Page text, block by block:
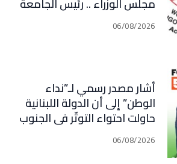
اللبنانية الثقافيّة في العالم
(WLCU) يؤكد دعم الدّولة06/08/2026
أشار مصدر رسمي لـ”نداء
الوطن” إلى أن الدولة اللبنانية
حاولت احتواء التوتّر في الجنوب
عبر إجراء سلسلة اتصالات
دبلوماسية وأمنية، لكن عدم
06/08/2026